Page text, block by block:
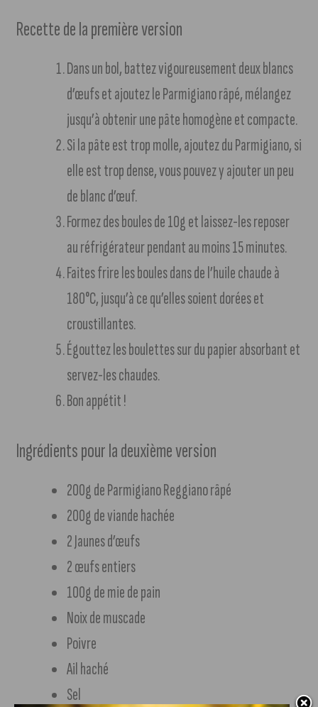
Recette de la première version
Dans un bol, battez vigoureusement deux blancs
d’œufs et ajoutez le Parmigiano râpé, mélangez
jusqu’à obtenir une pâte homogène et compacte.
Si la pâte est trop molle, ajoutez du Parmigiano, si
elle est trop dense, vous pouvez y ajouter un peu
de blanc d’œuf.
Formez des boules de 10g et laissez-les reposer
au réfrigérateur pendant au moins 15 minutes.
Faites frire les boules dans de l’huile chaude à
180°C, jusqu’à ce qu’elles soient dorées et
croustillantes.
Égouttez les boulettes sur du papier absorbant et
servez-les chaudes.
Bon appétit !
Ingrédients pour la deuxième version
200g de Parmigiano Reggiano râpé
200g de viande hachée
2 Jaunes d’œufs
2 œufs entiers
100g de mie de pain
Noix de muscade
Poivre
Ail haché
Sel